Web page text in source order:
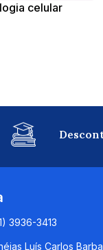
celular
3936-3413
Luís Carlos